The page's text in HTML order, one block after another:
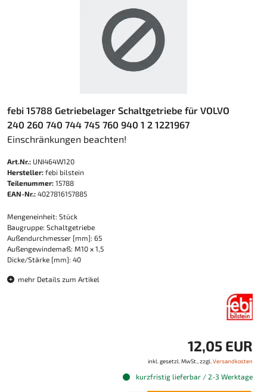
febi 15788 Getriebelager Schaltgetriebe für VOLVO
240 260 740 744 745 760 940 1 2 1221967
Einschränkungen beachten!
Art.Nr.: UNI464W120
Hersteller: febi bilstein
Teilenummer: 15788
EAN-Nr.: 4027816157885
Mengeneinheit: Stück
Baugruppe: Schaltgetriebe
Außendurchmesser [mm]: 65
Außengewindemaß: M10 x 1,5
Dicke/Stärke [mm]: 40
mehr Details zum Artikel
12,05 EUR
inkl. gesetzl. MwSt., zzgl. Versandkosten
kurzfristig lieferbar / 2-3 Werktage